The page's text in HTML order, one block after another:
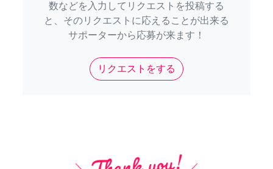
数などを入力してリクエストを投稿する
と、そのリクエストに応えることが出来る
サポーターから応募が来ます！
リクエストをする